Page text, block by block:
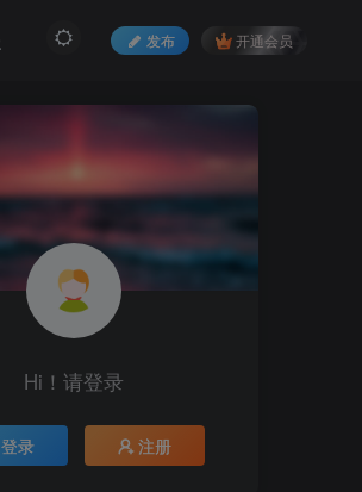
发布 开通会员
Hi！请登录
登录 注册